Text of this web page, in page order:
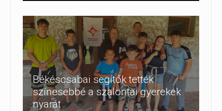
Békéscsabai segítők tették
színesebbé a szalontai gyerekek
nyarát